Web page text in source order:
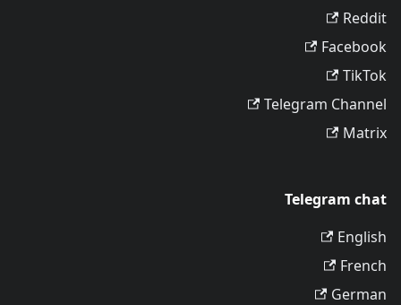
Reddit
Facebook
TikTok
Telegram Channel
Matrix
Telegram chat
English
French
German